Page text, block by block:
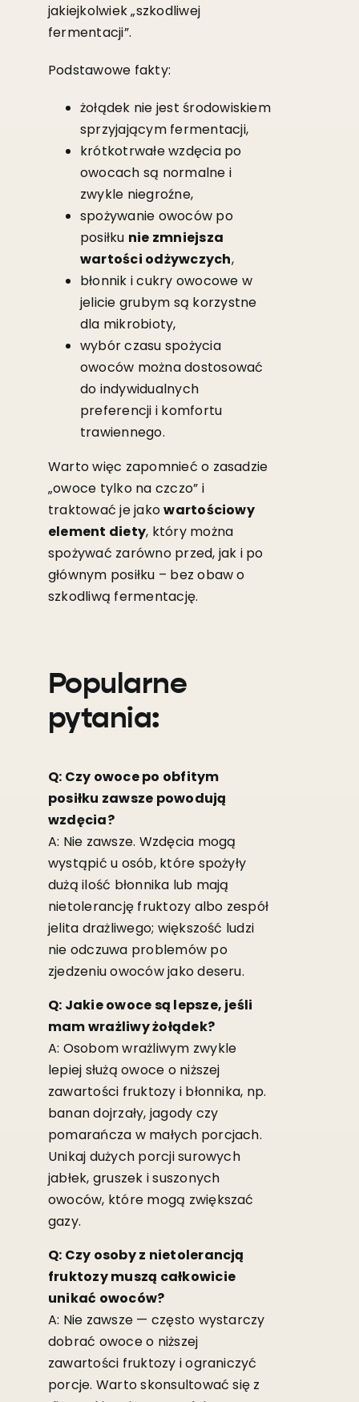
jakiejkolwiek „szkodliwej
fermentacji”.
Podstawowe fakty:
żołądek nie jest środowiskiem
sprzyjającym fermentacji,
krótkotrwałe wzdęcia po
owocach są normalne i
zwykle niegroźne,
spożywanie owoców po
posiłku nie zmniejsza
wartości odżywczych,
błonnik i cukry owocowe w
jelicie grubym są korzystne
dla mikrobioty,
wybór czasu spożycia
owoców można dostosować
do indywidualnych
preferencji i komfortu
trawiennego.
Warto więc zapomnieć o zasadzie
„owoce tylko na czczo” i
traktować je jakowartościowy
element diety, który można
spożywać zarówno przed, jak i po
głównym posiłku – bez obaw o
szkodliwą fermentację.
Popularne
pytania:
Q: Czy owoce po obfitym
posiłku zawsze powodują
wzdęcia?
A: Nie zawsze. Wzdęcia mogą
wystąpić u osób, które spożyły
dużą ilość błonnika lub mają
nietolerancję fruktozy albo zespół
jelita drażliwego; większość ludzi
nie odczuwa problemów po
zjedzeniu owoców jako deseru.
Q: Jakie owoce są lepsze, jeśli
mam wrażliwy żołądek?
A: Osobom wrażliwym zwykle
lepiej służą owoce o niższej
zawartości fruktozy i błonnika, np.
banan dojrzały, jagody czy
pomarańcza w małych porcjach.
Unikaj dużych porcji surowych
jabłek, gruszek i suszonych
owoców, które mogą zwiększać
gazy.
Q: Czy osoby z nietolerancją
fruktozy muszą całkowicie
unikać owoców?
A: Nie zawsze — często wystarczy
dobrać owoce o niższej
zawartości fruktozy i ograniczyć
porcje. Warto skonsultować się z